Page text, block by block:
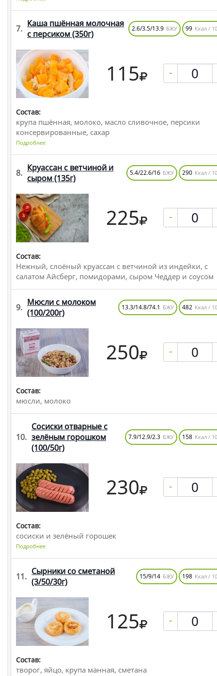
7. Каша пшённая молочная
с персиком(350г)
2.6/3.5/13.9 БЖУ 99 Ккал /
115 -
Состав:
крупа пшённая, молоко, масло сливочное, персики
консервированные, сахар
Подробнее
8. Круассан с ветчиной и
сыром(135г)
5.4/22.6/16 БЖУ 290 Ккал /
225 -
Состав:
Нежный, слоёный круассан с ветчиной из индейки, с
салатом Айсберг, помидорами, сыром Чеддер и соусом
9. Мюсли с молоком
(100/200г)
13.3/14.8/74.1 БЖУ 482 Ккал /
250 -
Состав:
мюсли, молоко
10.
Сосиски отварные с
зелёным горошком
(100/50г)
7.9/12.9/2.3 БЖУ 158 Ккал /
230 -
Состав:
сосиски и зелёный горошек
Подробнее
11. Сырники со сметаной
(3/50/30г)
15/9/14 БЖУ 198 Ккал /
125 -
Состав:
творог, яйцо, крупа манная, сметана